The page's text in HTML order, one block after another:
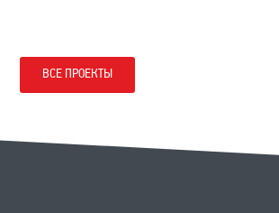
ВСЕ ПРОЕКТЫ